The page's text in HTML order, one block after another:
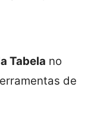
Tabela no
de